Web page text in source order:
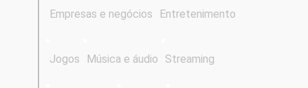
Empresas e negócios Entretenimento
Jogos Música e áudio Streaming